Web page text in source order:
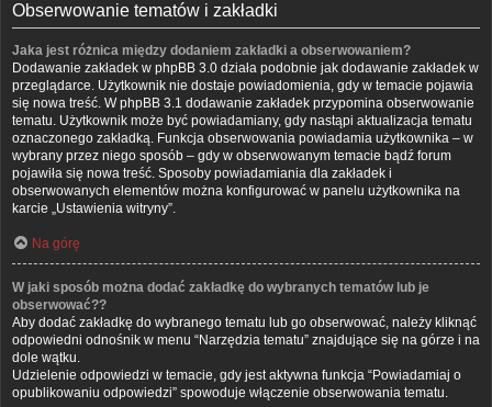
Obserwowanie tematów i zakładki
Jaka jest różnica między dodaniem zakładki a obserwowaniem?
Dodawanie zakładek w phpBB 3.0 działa podobnie jak dodawanie zakładek w
przeglądarce. Użytkownik nie dostaje powiadomienia, gdy w temacie pojawia
się nowa treść. W phpBB 3.1 dodawanie zakładek przypomina obserwowanie
tematu. Użytkownik może być powiadamiany, gdy nastąpi aktualizacja tematu
oznaczonego zakładką. Funkcja obserwowania powiadamia użytkownika – w
wybrany przez niego sposób – gdy w obserwowanym temacie bądź forum
pojawiła się nowa treść. Sposoby powiadamiania dla zakładek i
obserwowanych elementów można konfigurować w panelu użytkownika na
karcie „Ustawienia witryny”.
Na górę
W jaki sposób można dodać zakładkę do wybranych tematów lub je
obserwować??
Aby dodać zakładkę do wybranego tematu lub go obserwować, należy kliknąć
odpowiedni odnośnik w menu “Narzędzia tematu” znajdujące się na górze i na
dole wątku.
Udzielenie odpowiedzi w temacie, gdy jest aktywna funkcja “Powiadamiaj o
opublikowaniu odpowiedzi” spowoduje włączenie obserwowania tematu.